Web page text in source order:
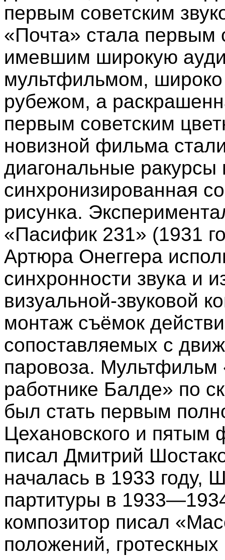
первым советским
«Почта» стала первым
имевшим широкую
мультфильмом,
рубежом, а
первым советским
новизной фильма
диагональные ракурсы
синхронизированная
рисунка.
«Пасифик 231» (1931
Артюра Онеггера
синхронности звука и
визуальной-звуковой
монтаж съёмок
сопоставляемых с
паровоза. Мультфильм
работнике Балде» по
был стать первым
Цехановского и пятым
писал Дмитрий
началась в 1933 году,
партитуры в
композитор писал
положений,